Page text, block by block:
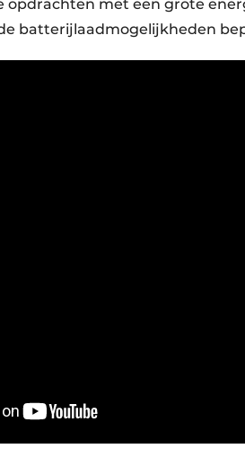
opdrachten met een grote
batterijlaadmogelijkheden